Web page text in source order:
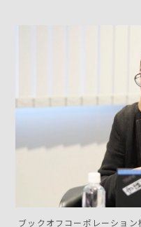
ブックオフコーポレーショ